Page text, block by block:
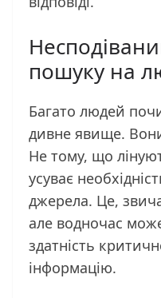
пошуку на
Багато людей
дивне явище.
Не тому, що
усуває
джерела. Це,
але водночас
здатність
інформацію.